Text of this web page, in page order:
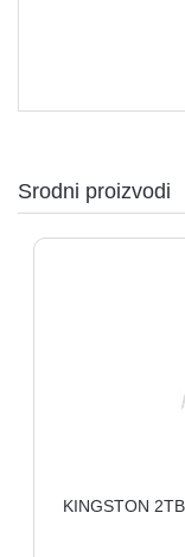
Srodni proizvodi
KINGSTON